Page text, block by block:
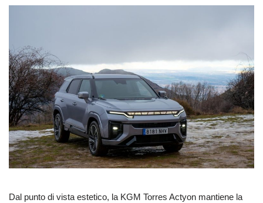
Dal punto di vista estetico, la KGM Torres Actyon mantiene la